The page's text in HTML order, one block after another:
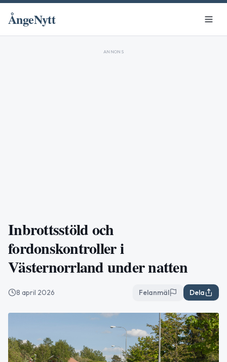
ÅngeNytt
ANNONS
Inbrottsstöld och
fordonskontroller i
Västernorrland under natten
8 april 2026 Felanmäl Dela